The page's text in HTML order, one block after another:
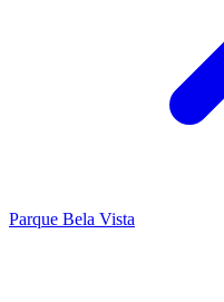
Parque Bela Vista